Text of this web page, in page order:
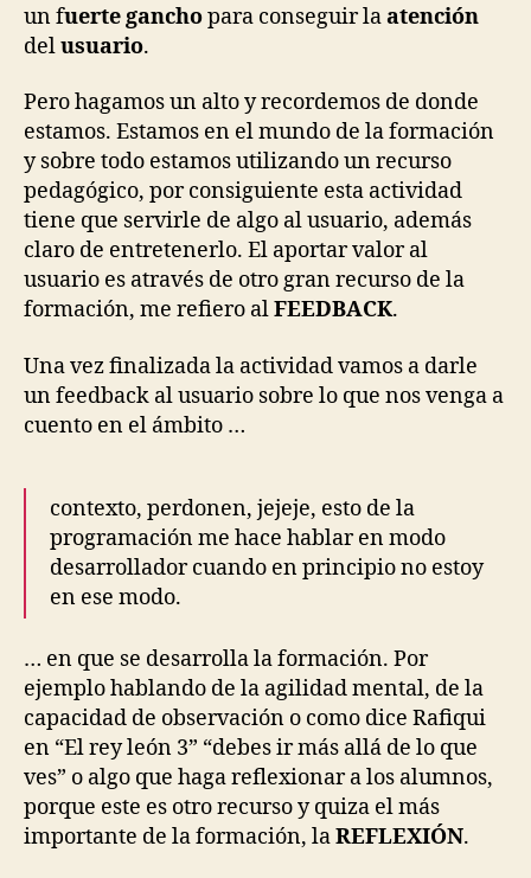
un fuerte ganchopara conseguir laatención
delusuario.
Pero hagamos un alto y recordemos de donde
estamos. Estamos en el mundo de la formación
y sobre todo estamos utilizando un recurso
pedagógico, por consiguiente esta actividad
tiene que servirle de algo al usuario, además
claro de entretenerlo. El aportar valor al
usuario es através de otro gran recurso de la
formación, me refiero alFEEDBACK.
Una vez finalizada la actividad vamos a darle
un feedback al usuario sobre lo que nos venga a
cuento en el ámbito …
contexto, perdonen, jejeje, esto de la
programación me hace hablar en modo
desarrollador cuando en principio no estoy
en ese modo.
… en que se desarrolla la formación. Por
ejemplo hablando de la agilidad mental, de la
capacidad de observación o como dice Rafiqui
en “El rey león 3” “debes ir más allá de lo que
ves” o algo que haga reflexionar a los alumnos,
porque este es otro recurso y quiza el más
importante de la formación, laREFLEXIÓN.